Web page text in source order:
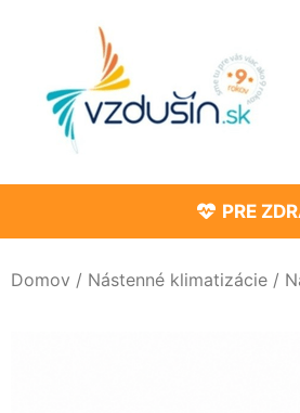
PRE
Domov / Nástenné klimatizácie /